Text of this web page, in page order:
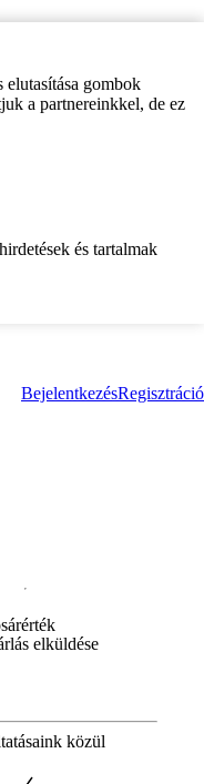
elutasítása gombok
a partnereinkkel, de ez
és tartalmak
BejelentkezésRegisztráció
kosárérték
elküldése
közül